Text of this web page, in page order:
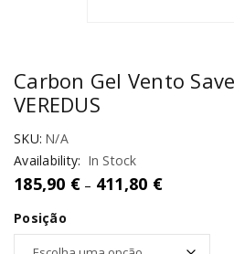
Carbon Gel Vento
VEREDUS
SKU: N/A
Availability: In Stock
185,90 € – 411,80 €
Posição